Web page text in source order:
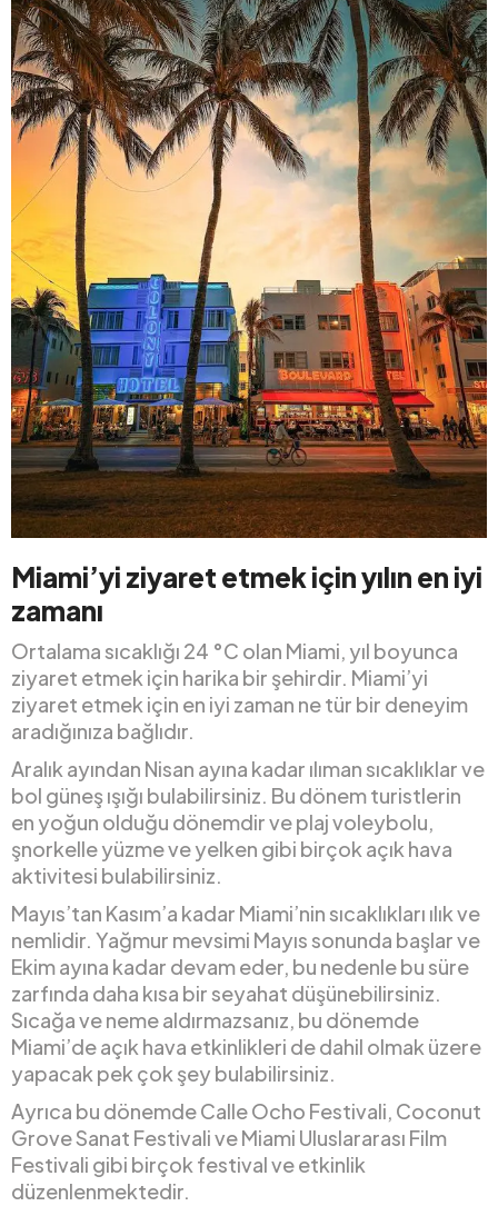
Miami’yi ziyaret etmek için yılın en iyi
zamanı
Ortalama sıcaklığı 24 °C olan Miami, yıl boyunca
ziyaret etmek için harika bir şehirdir. Miami’yi
ziyaret etmek için en iyi zaman ne tür bir deneyim
aradığınıza bağlıdır.
Aralık ayından Nisan ayına kadar ılıman sıcaklıklar ve
bol güneş ışığı bulabilirsiniz. Bu dönem turistlerin
en yoğun olduğu dönemdir ve plaj voleybolu,
şnorkelle yüzme ve yelken gibi birçok açık hava
aktivitesi bulabilirsiniz.
Mayıs’tan Kasım’a kadar Miami’nin sıcaklıkları ılık ve
nemlidir. Yağmur mevsimi Mayıs sonunda başlar ve
Ekim ayına kadar devam eder, bu nedenle bu süre
zarfında daha kısa bir seyahat düşünebilirsiniz.
Sıcağa ve neme aldırmazsanız, bu dönemde
Miami’de açık hava etkinlikleri de dahil olmak üzere
yapacak pek çok şey bulabilirsiniz.
Ayrıca bu dönemde Calle Ocho Festivali, Coconut
Grove Sanat Festivali ve Miami Uluslararası Film
Festivali gibi birçok festival ve etkinlik
düzenlenmektedir.